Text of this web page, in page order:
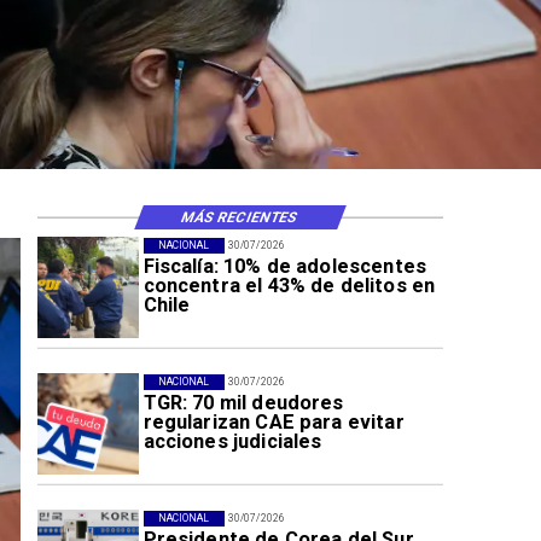
30/07/2026
Fiscalía: 10% de adolescentes
concentra el 43% de delitos en
Chile
NACIONAL
30/07/2026
TGR: 70 mil deudores
regularizan CAE para evitar
acciones judiciales
NACIONAL
30/07/2026
NACIONAL
MÁS RECIENTES